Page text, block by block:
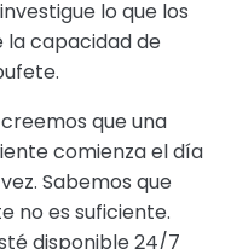
lo que los
la capacidad de
que una
comienza el día
Sabemos que
no es suficiente.
disponible 24/7